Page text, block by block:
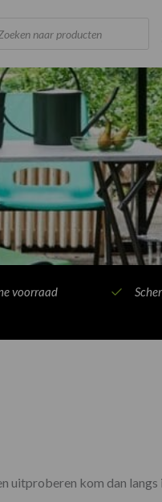
voorraad
uitproberen kom dan langs